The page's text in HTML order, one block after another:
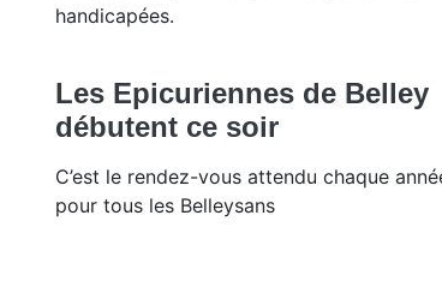
handicapées.
Les Epicuriennes de Belley
débutent ce soir
C’est le rendez-vous attendu chaque
pour tous les Belleysans